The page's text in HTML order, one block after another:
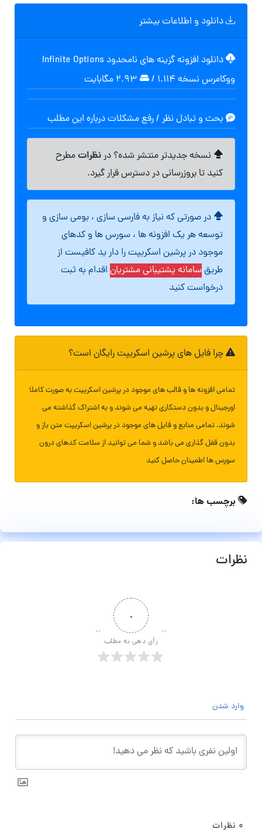
دانلود و اطلاعات بیشتر
دانلود افزونه گزینه های نامحدود Infinite Options
ووکامرس نسخه 1.114
/
بحث و تبادل نظر / رفع مشکلات درباره این مطلب
نسخه جدیدتر منتشر شده؟ درنظراتمطرح
کنید تا بروزرسانی در دسترس قرار گیرد.
در صورتی که نیاز به فارسی سازی ، بومی سازی و
توسعه هر یک افزونه ها ، سورس ها و کدهای
موجود در پرشین اسکریپت را دار ید کافیست از
طریقسامانه پشتیبانی مشتریان اقدام به ثبت
درخواست کنید
چرا فایل های پرشین اسکریپت رایگان است؟
تمامی افزونه ها و قالب های موجود در پرشین اسکریپت به صورت کاملا
اورجینال و بدون دستکاری تهیه می شوند و به اشتراک گذاشته می
شوند. تمامی منابع و فایل های موجود در پرشین اسکریپت متن باز و
بدون قفل گذاری می باشد و شما می توانید از سلامت کدهای درون
سورس ها اطمینان حاصل کنید
برچسب ها:
نظرات
۰
رأی دهی به مطلب
وارد شدن
۰ نظرات